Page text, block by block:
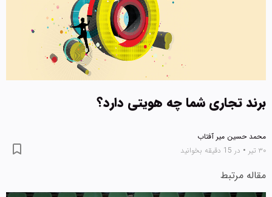
برند تجاری شما چه هویتی دارد؟
محمد حسین میر آفتاب
۳۰ تیر
• در 15 دقیقه بخوانید
مقاله مرتبط